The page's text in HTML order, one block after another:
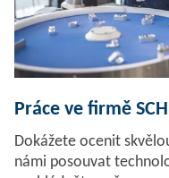
Práce ve firmě
Dokážete ocenit
námi posouvat